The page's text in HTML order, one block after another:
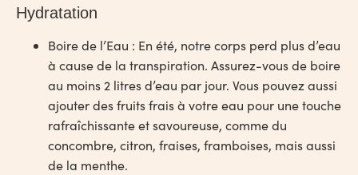
Hydratation
Boire de l’Eau : En été, notre corps perd plus d’eau
à cause de la transpiration. Assurez-vous de boire
au moins 2 litres d’eau par jour. Vous pouvez aussi
ajouter des fruits frais à votre eau pour une touche
rafraîchissante et savoureuse, comme du
concombre, citron, fraises, framboises, mais aussi
de la menthe.